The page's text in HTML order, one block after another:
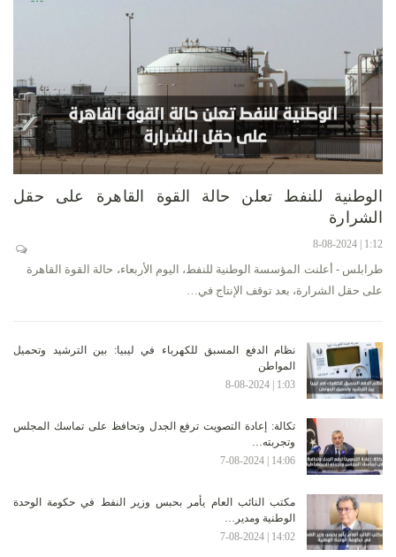
الوطنية للنفط تعلن حالة القوة القاهرة على حقل
الشرارة
1:12 | 8-08-2024
طرابلس - أعلنت المؤسسة الوطنية للنفط، اليوم الأربعاء، حالة القوة القاهرة
على حقل الشرارة، بعد توقف الإنتاج في…
نظام الدفع المسبق للكهرباء في ليبيا: بين الترشيد وتحميل
المواطن
1:03 | 8-08-2024
تكالة: إعادة التصويت ترفع الجدل وتحافظ على تماسك المجلس
وتجربته…
14:06 | 7-08-2024
مكتب النائب العام يأمر بحبس وزير النفط في حكومة الوحدة
الوطنية ومدير…
14:02 | 7-08-2024